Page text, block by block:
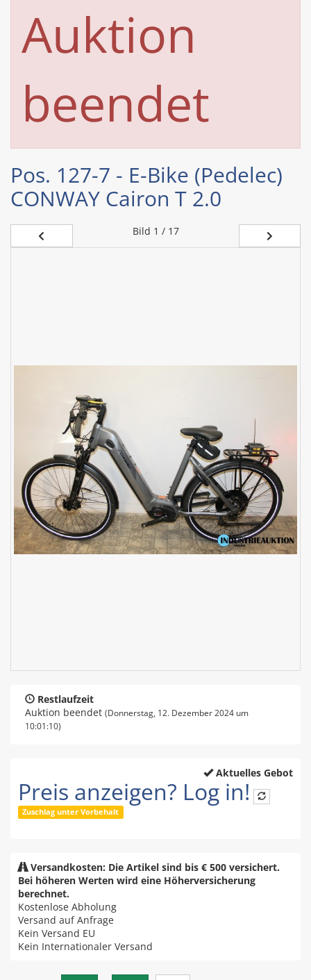
Auktion
beendet
Pos. 127-7 - E-Bike (Pedelec)
CONWAY Cairon T 2.0
Bild 1 / 17
Restlaufzeit
Auktion beendet (Donnerstag, 12. Dezember 2024 um
10:01:10)
Aktuelles Gebot
Preis anzeigen? Log in!
Zuschlag unter Vorbehalt
Versandkosten: Die Artikel sind bis € 500 versichert.
Bei höheren Werten wird eine Höherversicherung
berechnet.
Kostenlose Abholung
Versand auf Anfrage
Kein Versand EU
Kein Internationaler Versand